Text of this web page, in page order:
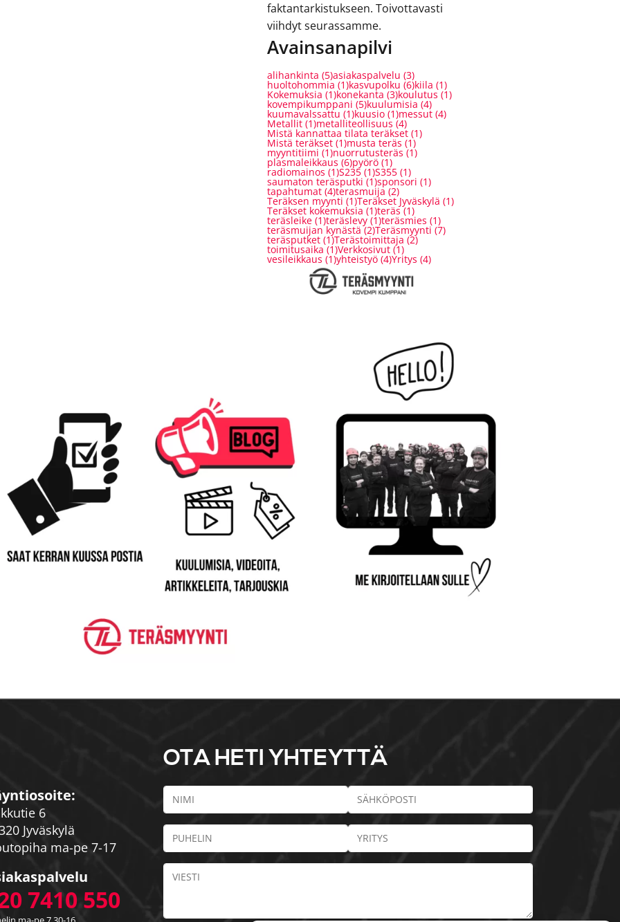
faktantarkistukseen. Toivottavasti
viihdyt seurassamme.
Avainsanapilvi
alihankinta (5)asiakaspalvelu (3)
huoltohommia (1)kasvupolku (6)kiila (1)
Kokemuksia (1)konekanta (3)koulutus (1)
kovempikumppani (5)kuulumisia (4)
kuumavalssattu (1)kuusio (1)messut (4)
Metallit (1)metalliteollisuus (4)
Mistä kannattaa tilata teräkset (1)
Mistä teräkset (1)musta teräs (1)
myyntitiimi (1)nuorrutusteräs (1)
plasmaleikkaus (6)pyörö (1)
radiomainos (1)S235 (1)S355 (1)
saumaton teräsputki (1)sponsori (1)
tapahtumat (4)terasmuija (2)
Teräksen myynti (1)Teräkset Jyväskylä (1)
Teräkset kokemuksia (1)teräs(1)
teräsleike (1)teräslevy (1)teräsmies (1)
teräsmuijan kynästä(2)Teräsmyynti (7)
teräsputket (1)Terästoimittaja (2)
toimitusaika (1)Verkkosivut (1)
vesileikkaus (1)yhteistyö (4)Yritys (4)
6
Jyväskylä
ma-pe 7-17
7410 550
OTA HETI YHTEYTTÄ